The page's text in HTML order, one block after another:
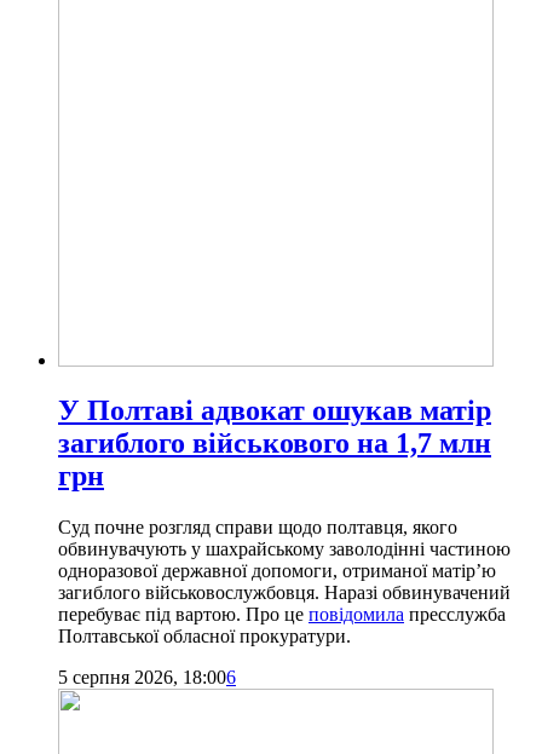
У Полтаві адвокат ошукав матір
загиблого військового на 1,7 млн
грн
Суд почне розгляд справи щодо полтавця, якого
обвинувачують у шахрайському заволодінні частиною
одноразової державної допомоги, отриманої матір’ю
загиблого військовослужбовця. Наразі обвинувачений
перебуває під вартою. Про це повідомила пресслужба
Полтавської обласної прокуратури.
5 серпня 2026, 18:006